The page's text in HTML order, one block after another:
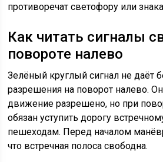
противоречат светофору или
Как читать сигналы
повороте налево
Зелёный круглый сигнал не даёт
разрешения на поворот налево. Он
движение разрешено, но при
обязан уступить дорогу
пешеходам. Перед началом
что встречная полоса свободна.